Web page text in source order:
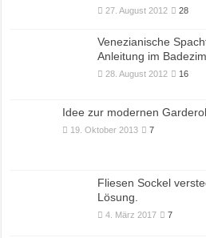
27. August 2012 28
Venezianische
Anleitung im
28. August 2012 16
Idee zur modernen
19. Oktober 2013 7
Fliesen Sockel
Lösung.
4. März 2017 7